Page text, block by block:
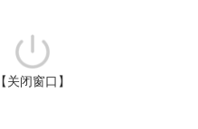
【关闭窗口】